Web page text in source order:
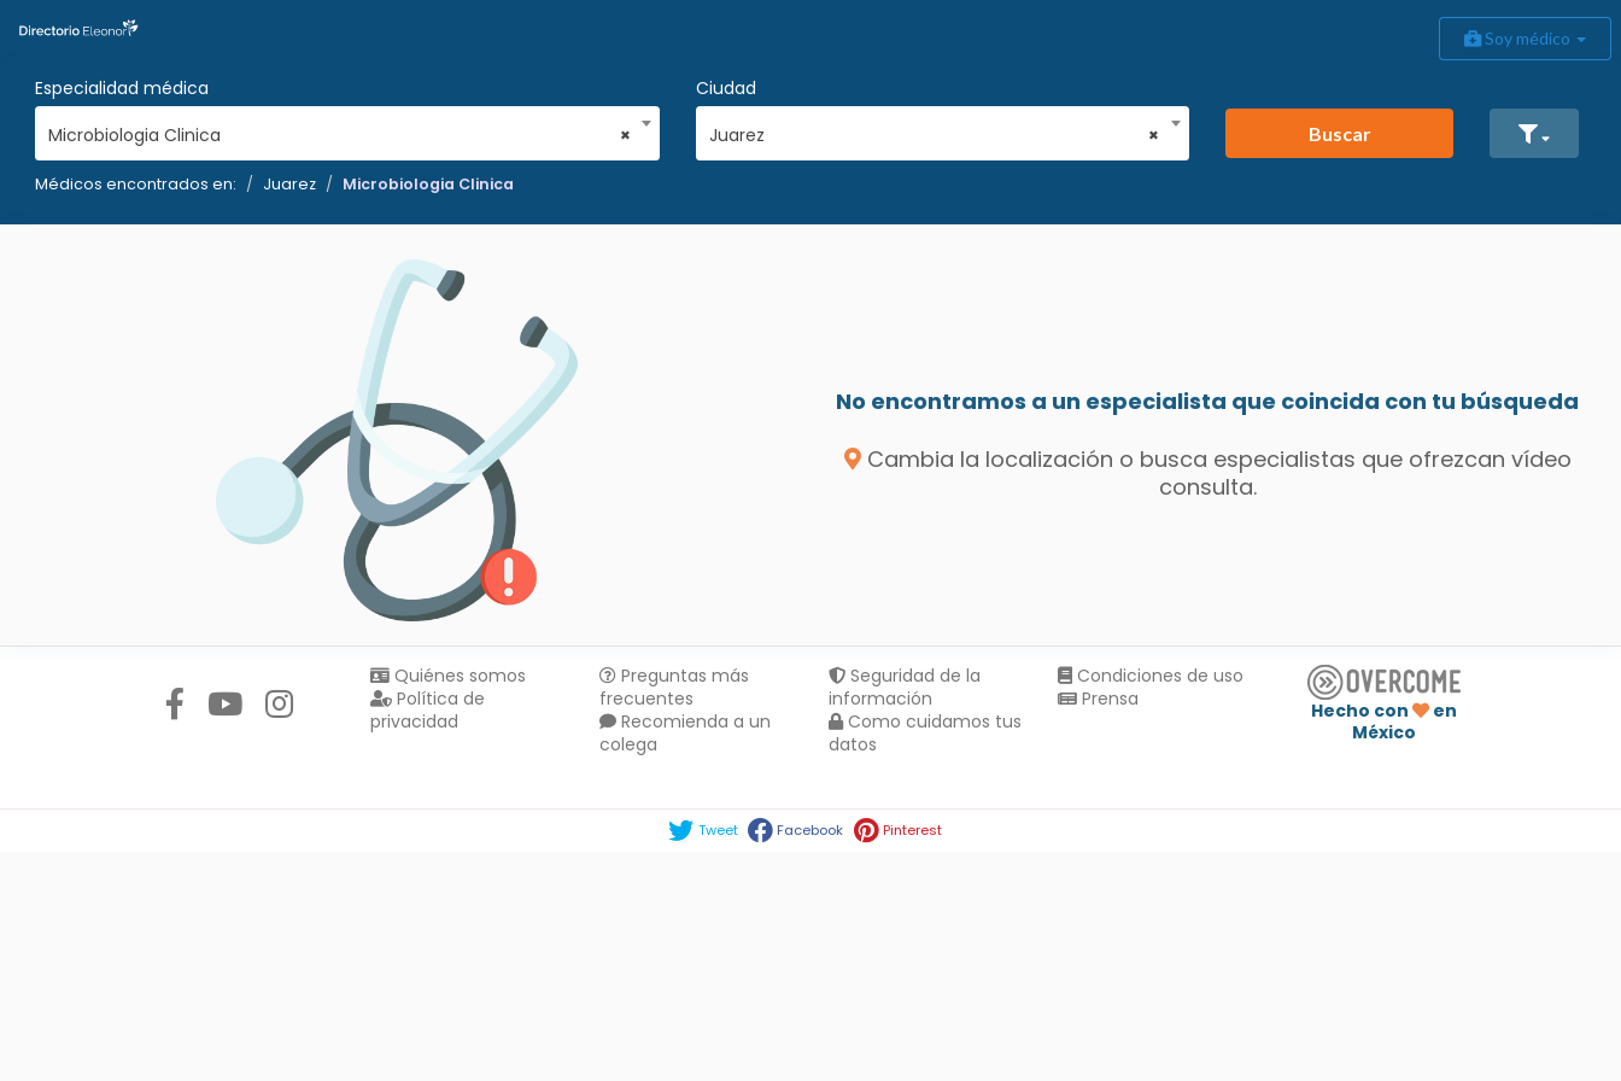
Soy médico
Especialidad médica
×
Microbiologia Clinica
Ciudad
×
Juarez Buscar
Médicos encontrados en: Juarez Microbiologia Clinica
No encontramos a un especialista que coincida con tu búsqueda
Cambia la localización o busca especialistas que ofrezcan vídeo
consulta.
Quiénes somos
Política de
privacidad
Preguntas más
frecuentes
Recomienda a un
colega
Seguridad de la
información
Como cuidamos tus
datos
Condiciones de uso
Prensa
Hecho con
en
México
Tweet Facebook Pinterest